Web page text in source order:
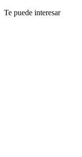
Te puede interesar